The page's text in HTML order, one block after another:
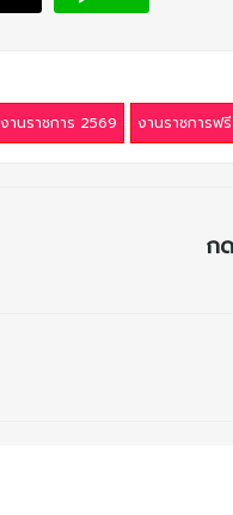
งานราชการ 2569 งานราชการฟรี
ก